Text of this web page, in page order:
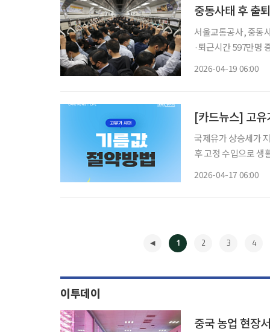
서울교통공사, 중동
·퇴근시간 597만명 증가 65세 이상 출퇴근 때 50만 명대 증가, 경로 비중은 유
2026-04-19 06:00
[카드뉴스] 고유
국제유가 상승세가
후 고정 수입으로 생
2026-04-17 06:00
1 2 3 4
이투데이
중국 농업 현장